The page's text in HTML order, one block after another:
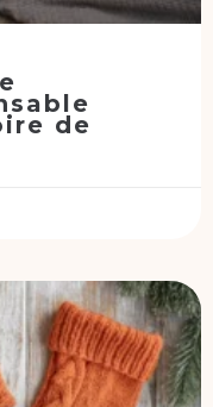
de